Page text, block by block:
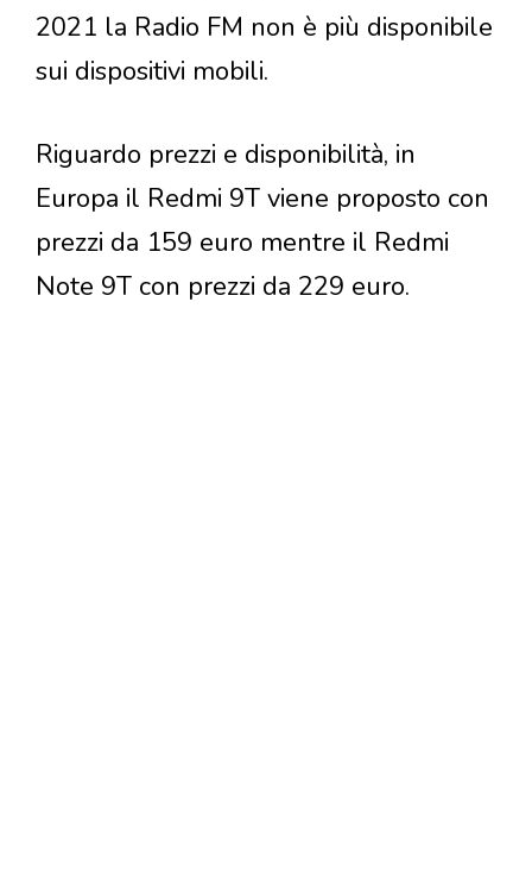
2021 la Radio FM non è più disponibile
sui dispositivi mobili.
Riguardo prezzi e disponibilità, in
Europa il Redmi 9T viene proposto con
prezzi da 159 euro mentre il Redmi
Note 9T con prezzi da 229 euro.